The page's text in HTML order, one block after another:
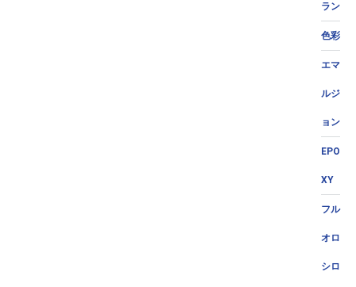
ラン
色彩
エマ
ルジ
ョン
EPO
XY
フル
オロ
シロ